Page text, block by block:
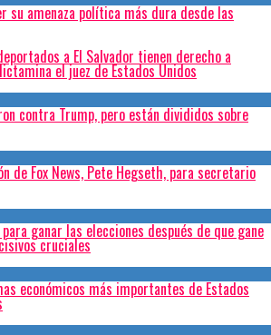
su amenaza política más dura desde las
a El Salvador tienen derecho a
el juez de Estados Unidos
contra Trump, pero están divididos sobre
de Fox News, Pete Hegseth, para secretario
ganar las elecciones después de que gane
cruciales
económicos más importantes de Estados